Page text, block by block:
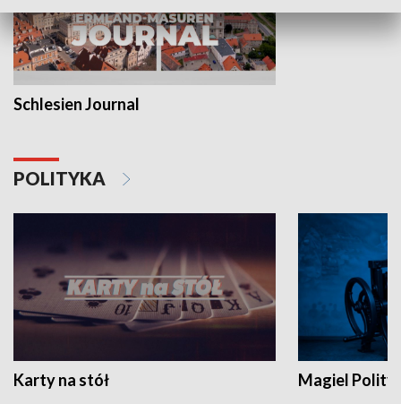
Schlesien Journal
POLITYKA
Karty na stół Magiel